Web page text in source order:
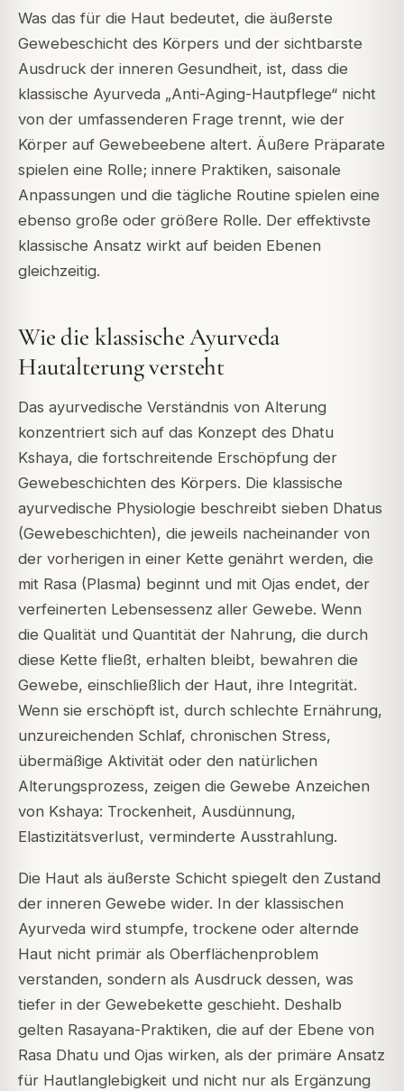
Was das für die Haut bedeutet, die äußerste
Gewebeschicht des Körpers und der sichtbarste
Ausdruck der inneren Gesundheit, ist, dass die
klassische Ayurveda „Anti-Aging-Hautpflege“ nicht
von der umfassenderen Frage trennt, wie der
Körper auf Gewebeebene altert. Äußere Präparate
spielen eine Rolle; innere Praktiken, saisonale
Anpassungen und die tägliche Routine spielen eine
ebenso große oder größere Rolle. Der effektivste
klassische Ansatz wirkt auf beiden Ebenen
gleichzeitig.
Wie die klassische Ayurveda
Hautalterung versteht
Das ayurvedische Verständnis von Alterung
konzentriert sich auf das Konzept des Dhatu
Kshaya, die fortschreitende Erschöpfung der
Gewebeschichten des Körpers. Die klassische
ayurvedische Physiologie beschreibt sieben Dhatus
(Gewebeschichten), die jeweils nacheinander von
der vorherigen in einer Kette genährt werden, die
mit Rasa (Plasma) beginnt und mit Ojas endet, der
verfeinerten Lebensessenz aller Gewebe. Wenn
die Qualität und Quantität der Nahrung, die durch
diese Kette fließt, erhalten bleibt, bewahren die
Gewebe, einschließlich der Haut, ihre Integrität.
Wenn sie erschöpft ist, durch schlechte Ernährung,
unzureichenden Schlaf, chronischen Stress,
übermäßige Aktivität oder den natürlichen
Alterungsprozess, zeigen die Gewebe Anzeichen
von Kshaya: Trockenheit, Ausdünnung,
Elastizitätsverlust, verminderte Ausstrahlung.
Die Haut als äußerste Schicht spiegelt den Zustand
der inneren Gewebe wider. In der klassischen
Ayurveda wird stumpfe, trockene oder alternde
Haut nicht primär als Oberflächenproblem
verstanden, sondern als Ausdruck dessen, was
tiefer in der Gewebekette geschieht. Deshalb
gelten Rasayana-Praktiken, die auf der Ebene von
Rasa Dhatu und Ojas wirken, als der primäre Ansatz
für Hautlanglebigkeit und nicht nur als Ergänzung